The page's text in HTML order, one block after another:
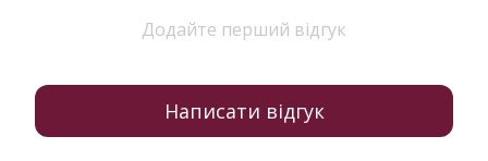
Додайте перший відгук
Написати відгук